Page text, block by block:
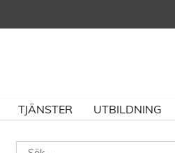
TJÄNSTER UTBILDNING
Sök